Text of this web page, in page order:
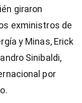
giraron
exministros de
y Minas, Erick
Sinibaldi,
por